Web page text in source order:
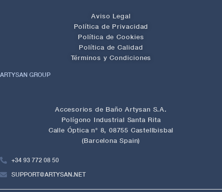
Aviso Legal
Política de Privacidad
Política de Cookies
Política de Calidad
Términos y Condiciones
ARTYSAN GROUP
Accesorios de Baño Artysan S.A.
Polígono Industrial Santa Rita
Calle Óptica n° 8, 08755 Castellbisbal
(Barcelona Spain)
+34 93 772 08 50
SUPPORT@ARTYSAN.NET